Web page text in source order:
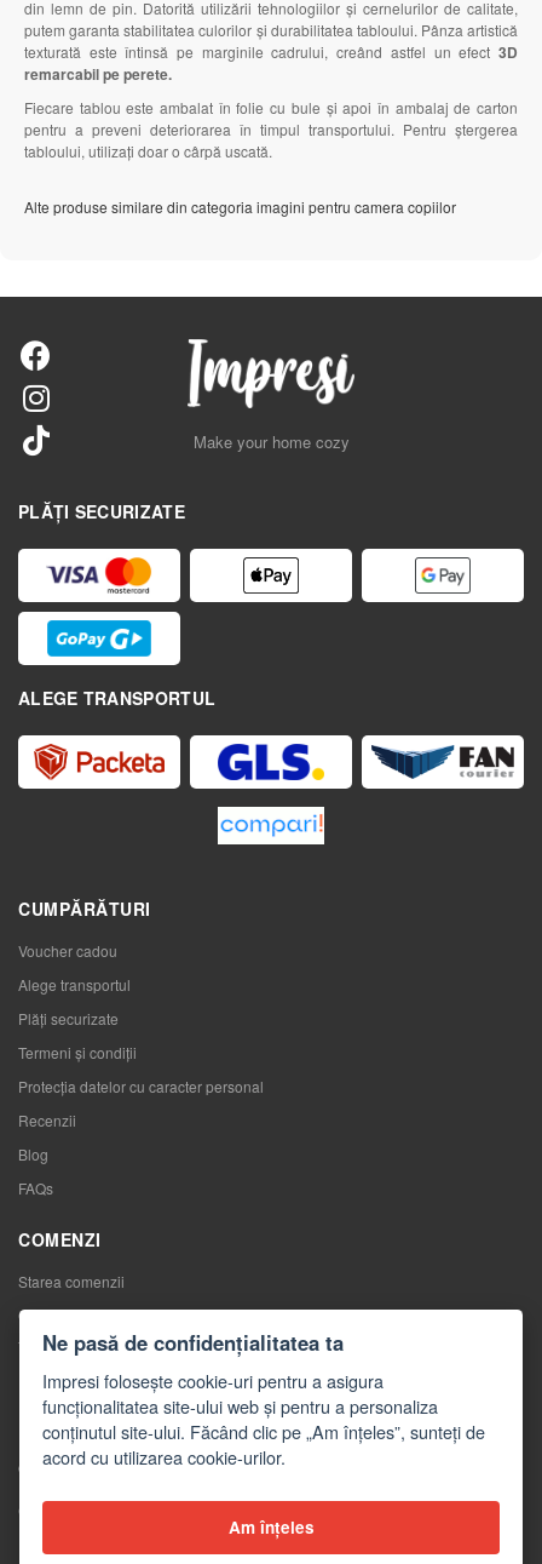
din lemn de pin. Datorită utilizării tehnologiilor și cernelurilor de calitate,
putem garanta stabilitatea culorilor și durabilitatea tabloului. Pânza artistică
texturată este întinsă pe marginile cadrului, creând astfel un efect 3D
remarcabil pe perete.
Fiecare tablou este ambalat în folie cu bule și apoi în ambalaj de carton
pentru a preveni deteriorarea în timpul transportului. Pentru ștergerea
tabloului, utilizați doar o cârpă uscată.
Alte produse similare din categoria imagini pentru camera copiilor
Make your home cozy
PLĂȚI SECURIZATE
ALEGE TRANSPORTUL
CUMPĂRĂTURI
Voucher cadou
Alege transportul
Plăți securizate
Termeni și condiții
Protecția datelor cu caracter personal
Recenzii
Blog
FAQs
COMENZI
Starea comenzii
Comenzile mele
Înlocuirea mărfurilor
Retragerea de la contractul de cumpărare
Reclamaţii
CONTACTE
Contacte
Ne pasă de confidențialitatea ta
Impresi folosește cookie-uri pentru a asigura
funcționalitatea site-ului web și pentru a personaliza
conținutul site-ului. Făcând clic pe „Am înțeles”, sunteți de
acord cu utilizarea cookie-urilor.
Am înțeles